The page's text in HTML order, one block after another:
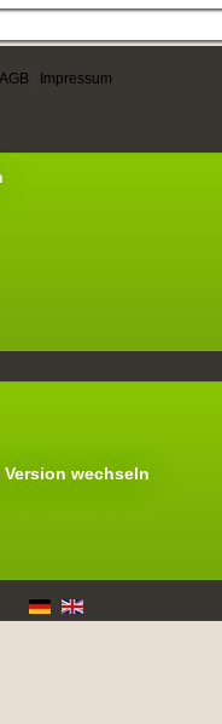
AGB Impressum
wechseln